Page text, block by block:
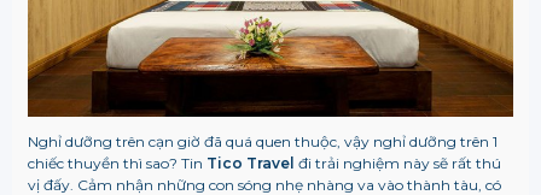
Nghỉ dưỡng trên cạn giờ đã quá quen thuộc, vậy nghỉ dưỡng trên 1
chiếc thuyền thì sao? Tin Tico Travel đi trải nghiệm này sẽ rất thú
vị đấy. Cảm nhận những con sóng nhẹ nhàng va vào thành tàu, có